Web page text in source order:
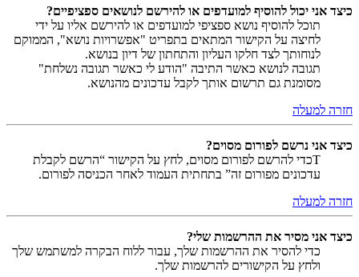
כיצד אני יכול להוסיף למועדפים או להירשם לנושאים ספציפיים?
תוכל להוסיף נושא ספציפי למועדפים או להירשם אליו על ידי
לחיצה על הקישור המתאים בתפריט "אפשרויות נושא", הממוקם
לנוחותך לצד חלקו העליון והתחתון של דיון בנושא.
תגובה לנושא כאשר התיבה "הודע לי כאשר תגובה נשלחת"
מסומנת גם תרשום אותך לקבל עדכונים מהנושא.
חזרה למעלה
כיצד אני נרשם לפורום מסוים?
Tכדי להרשם לפורום מסוים, לחץ על הקישור “הרשם לקבלת
עדכונים מפורום זה” בתחתית העמוד לאחר הכניסה לפורום.
חזרה למעלה
כיצד אני מסיר את ההרשמות שלי?
כדי להסיר את ההרשמות שלך, עבור ללוח הבקרה למשתמש שלך
ולחץ על הקישורים להרשמות שלך.